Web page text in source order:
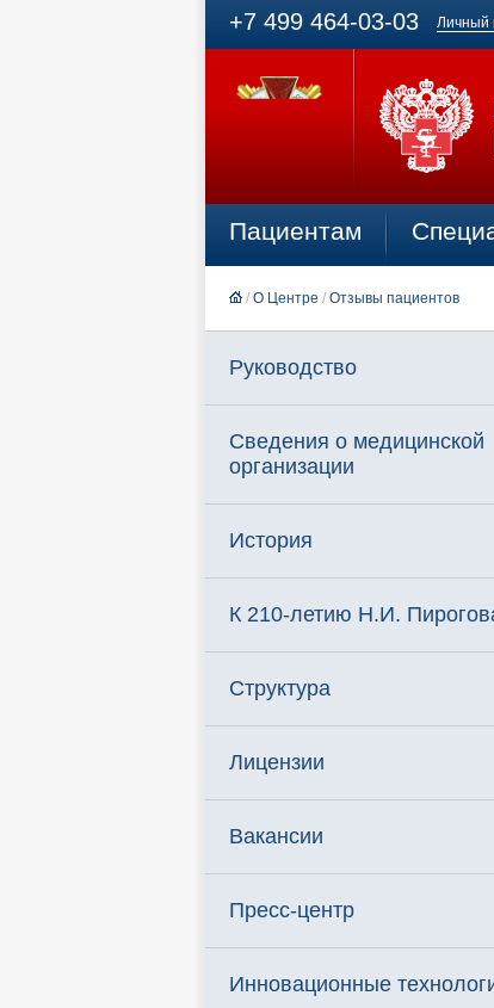
+7 499 464-03-03 Личный
Пациентам
/ О Центре / Отзывы пациентов
Руководство
Сведения о медицинской
организации
История
К 210-летию Н.И.
Структура
Лицензии
Вакансии
Пресс-центр
Инновационные